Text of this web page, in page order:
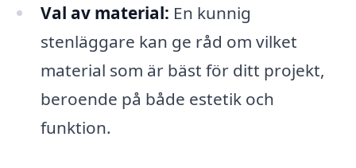
Val av material: En kunnig
stenläggare kan ge råd om vilket
material som är bäst för ditt projekt,
beroende på både estetik och
funktion.